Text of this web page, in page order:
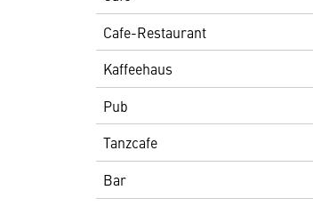
Cafe-Restaurant
Kaffeehaus
Pub
Tanzcafe
Bar